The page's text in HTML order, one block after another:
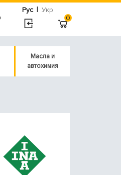
Рус | Укр
0
Масла и
автохимия